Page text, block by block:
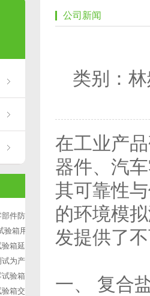
件防腐测
箱用于涂
箱延长产
为产品研
验箱缺水
箱交变盐
公司新闻
类别：
在工业产
器件、汽
其可靠性
的环境模
发提供了
一、 复合